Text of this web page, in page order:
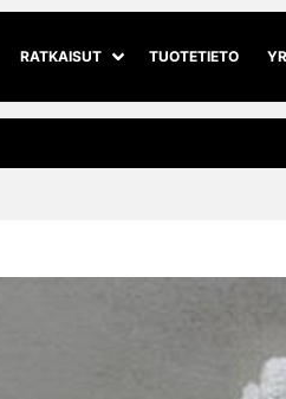
RATKAISUT
Avaa alivalikko
Sulje alivalikko
TUOTETIETO